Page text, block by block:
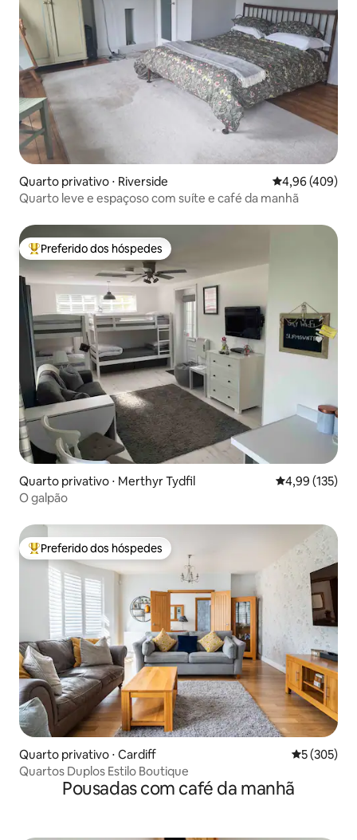
Quarto privativo ⋅ Riverside 4,96 de uma
4,96 (409)
Quarto leve e espaçoso com suíte e café da manhã
Entre os melhores preferidos dos hóspedes
Preferido dos hóspedes
Quarto privativo ⋅ Merthyr Tydfil 4,99 de uma
4,99 (135)
O galpão
Entre os melhores preferidos dos hóspedes
Preferido dos hóspedes
Quarto privativo ⋅ Cardiff 5 de uma
5 (305)
Quartos Duplos Estilo Boutique
Pousadas com café da manhã